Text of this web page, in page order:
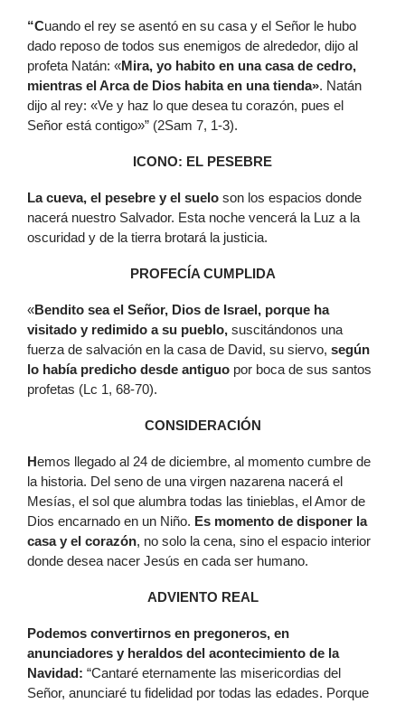
“Cuando el rey se asentó en su casa y el Señor le hubo
dado reposo de todos sus enemigos de alrededor, dijo al
profeta Natán: «Mira, yo habito en una casa de cedro,
mientras el Arca de Dios habita en una tienda». Natán
dijo al rey: «Ve y haz lo que desea tu corazón, pues el
Señor está contigo»” (2Sam 7, 1-3).
ICONO: EL PESEBRE
La cueva, el pesebre y el suelo son los espacios donde
nacerá nuestro Salvador. Esta noche vencerá la Luz a la
oscuridad y de la tierra brotará la justicia.
PROFECÍA CUMPLIDA
«Bendito sea el Señor, Dios de Israel, porque ha
visitado y redimido a su pueblo, suscitándonos una
fuerza de salvación en la casa de David, su siervo, según
lo había predicho desde antiguo por boca de sus santos
profetas (Lc 1, 68-70).
CONSIDERACIÓN
Hemos llegado al 24 de diciembre, al momento cumbre de
la historia. Del seno de una virgen nazarena nacerá el
Mesías, el sol que alumbra todas las tinieblas, el Amor de
Dios encarnado en un Niño. Es momento de disponer la
casa y el corazón, no solo la cena, sino el espacio interior
donde desea nacer Jesús en cada ser humano.
ADVIENTO REAL
Podemos convertirnos en pregoneros, en
anunciadores y heraldos del acontecimiento de la
Navidad: “Cantaré eternamente las misericordias del
Señor, anunciaré tu fidelidad por todas las edades. Porque